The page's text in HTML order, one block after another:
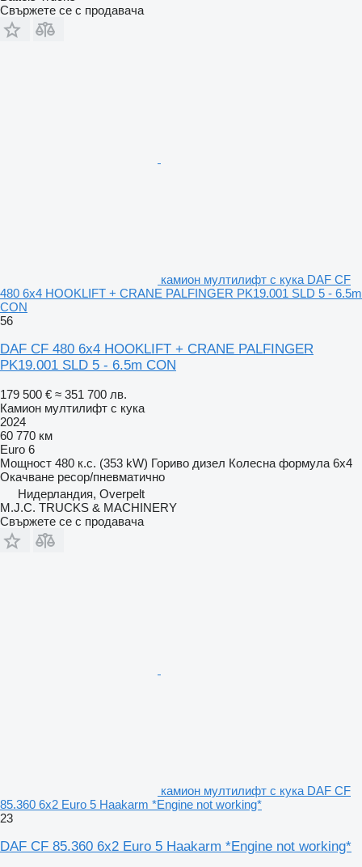
Свържете се с продавача
камион мултилифт с кука DAF CF
480 6x4 HOOKLIFT + CRANE PALFINGER PK19.001 SLD 5 - 6.5m
CON
56
DAF CF 480 6x4 HOOKLIFT + CRANE PALFINGER
PK19.001 SLD 5 - 6.5m CON
179 500 € ≈ 351 700 лв.
Камион мултилифт с кука
2024
60 770 км
Euro 6
Мощност 480 к.с. (353 kW) Гориво дизел Колесна формула 6x4
Окачване ресор/пневматично
Нидерландия, Overpelt
M.J.C. TRUCKS & MACHINERY
Свържете се с продавача
камион мултилифт с кука DAF CF
85.360 6x2 Euro 5 Haakarm *Engine not working*
23
DAF CF 85.360 6x2 Euro 5 Haakarm *Engine not working*